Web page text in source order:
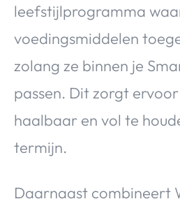
leefstijlprogramma
voedingsmiddelen
zolang ze binnen je
passen. Dit zorgt
haalbaar en vol te
termijn.
Daarnaast combineert